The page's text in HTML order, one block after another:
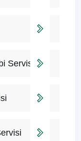
Servisi